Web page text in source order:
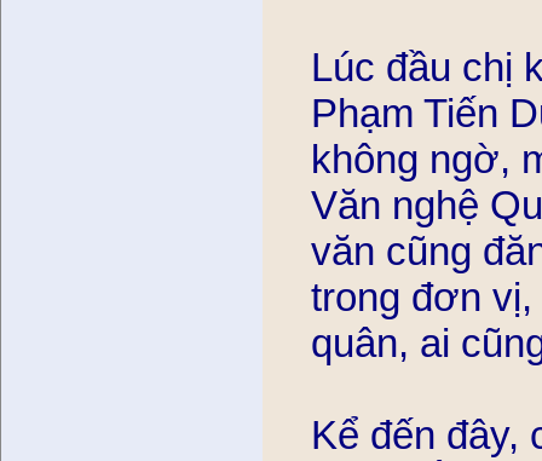
Lúc đầu chị
Phạm Tiến
không ngờ,
Văn nghệ
văn cũng
trong đơn
quân, ai
Kể đến đây,